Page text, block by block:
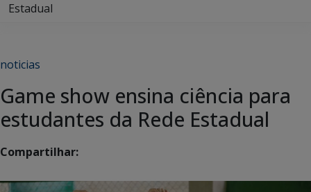
Estadual
noticias
Game show ensina ciência para
estudantes da Rede Estadual
Compartilhar: